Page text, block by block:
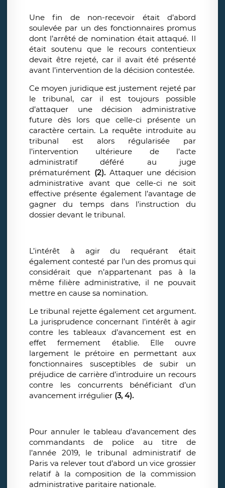
Une fin de non-recevoir était d’abord
soulevée par un des fonctionnaires promus
dont l’arrêté de nomination était attaqué. Il
était soutenu que le recours contentieux
devait être rejeté, car il avait été présenté
avant l’intervention de la décision contestée.
Ce moyen juridique est justement rejeté par
le tribunal, car il est toujours possible
d’attaquer une décision administrative
future dès lors que celle-ci présente un
caractère certain. La requête introduite au
tribunal est alors régularisée par
l’intervention ultérieure de l’acte
administratif déféré au juge
prématurément (2).Attaquer une décision
administrative avant que celle-ci ne soit
effective présente également l’avantage de
gagner du temps dans l’instruction du
dossier devant le tribunal.
L’intérêt à agir du requérant était
également contesté par l’un des promus qui
considérait que n’appartenant pas à la
même filière administrative, il ne pouvait
mettre en cause sa nomination.
Le tribunal rejette également cet argument.
La jurisprudence concernant l’intérêt à agir
contre les tableaux d’avancement est en
effet fermement établie. Elle ouvre
largement le prétoire en permettant aux
fonctionnaires susceptibles de subir un
préjudice de carrière d’introduire un recours
contre les concurrents bénéficiant d’un
avancement irrégulier (3, 4).
Pour annuler le tableau d’avancement des
commandants de police au titre de
l’année 2019, le tribunal administratif de
Paris va relever tout d’abord un vice grossier
relatif à la composition de la commission
administrative paritaire nationale.